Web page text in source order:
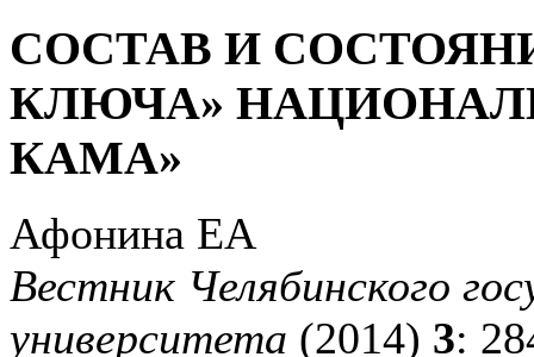
СОСТАВ И
КЛЮЧА»
КАМА»
Афонина ЕА
Вестник Челябинского
университета (2014) 3: